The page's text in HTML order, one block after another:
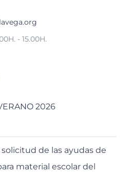
- 15.00H.
2026
de las ayudas de
material escolar del